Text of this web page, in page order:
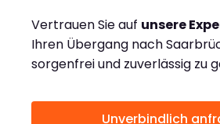
Vertrauen Sie auf unsere
Ihren Übergang nach
sorgenfrei und zuverlässig zu
Unverbindlich